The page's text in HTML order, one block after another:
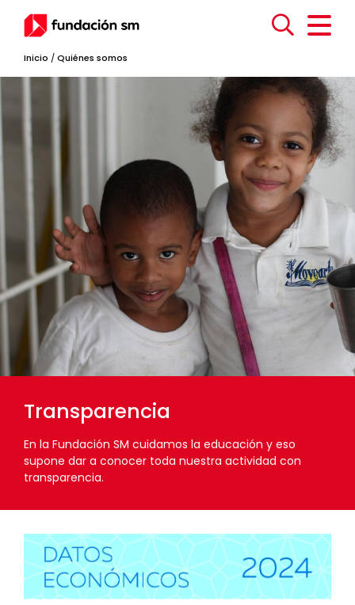
Inicio /Quiénes somos
Transparencia
En la Fundación SM cuidamos la educación y eso
supone dar a conocer toda nuestra actividad con
transparencia.